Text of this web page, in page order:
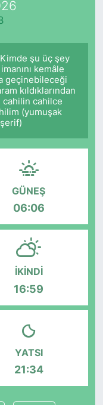
şu üç şey
kemâle
geçinebileceği
kıldıklarından
cahilce
(yumuşak
GÜNEŞ
06:06
İKINDI
16:59
YATSI
21:34